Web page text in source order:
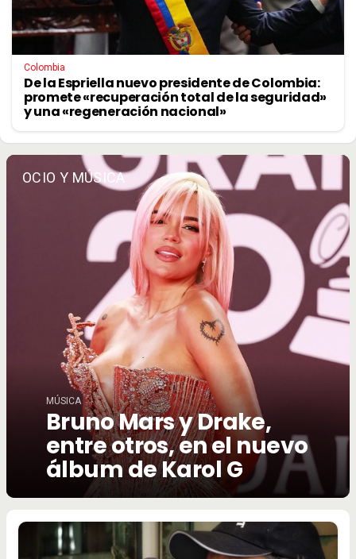
Colombia
De la Espriella nuevo presidente de Colombia:
promete «recuperación total de la seguridad»
y una «regeneración nacional»
OCIO Y MÚSICA
MÚSICA
Bruno Mars y Drake,
entre otros, en el nuevo
álbum de Karol G